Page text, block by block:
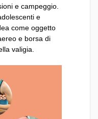
e campeggio.
e
come oggetto
e borsa di
valigia.